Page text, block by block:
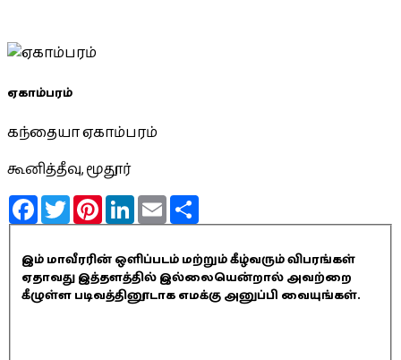
ஏகாம்பரம்
கந்தையா ஏகாம்பரம்
கூனித்தீவு, மூதூர்
FacebookTwitterPinterestLinkedInEmail
இம் மாவீரரின் ஒளிப்படம் மற்றும் கீழ்வரும் விபரங்கள்
ஏதாவது இத்தளத்தில் இல்லையென்றால் அவற்றை
கீழுள்ள படிவத்தினூடாக எமக்கு அனுப்பி வையுங்கள்.